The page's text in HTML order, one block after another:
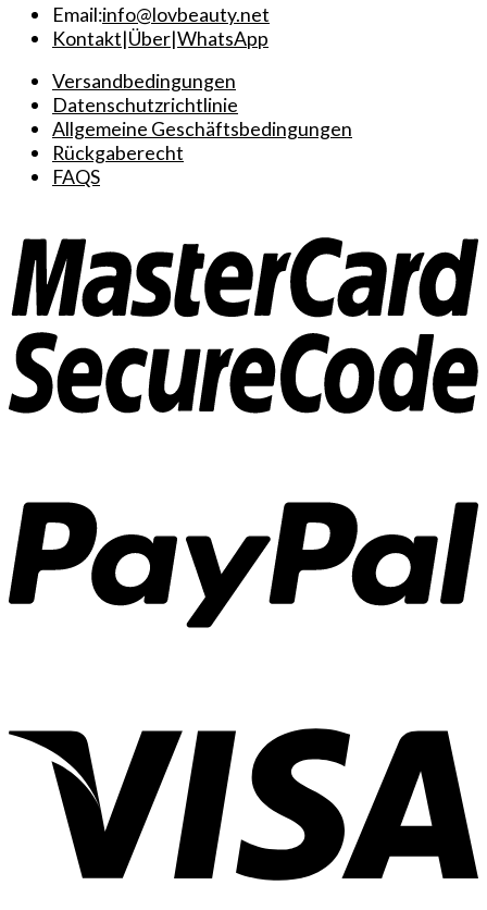
Email:info@lovbeauty.net
Kontakt|Über|WhatsApp
Versandbedingungen
Datenschutzrichtlinie
Allgemeine Geschäftsbedingungen
Rückgaberecht
FAQS